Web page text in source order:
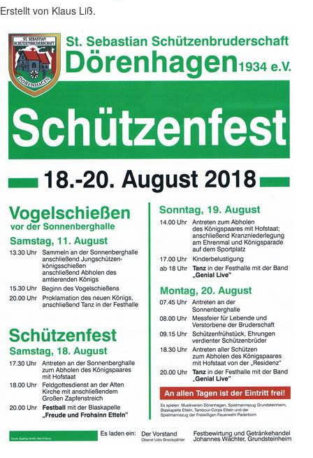
Erstellt von Klaus Liß.